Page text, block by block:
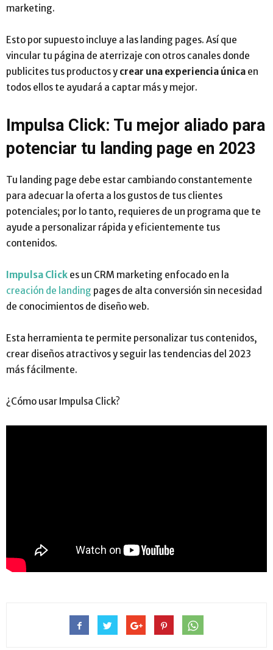
marketing.
Esto por supuesto incluye a las landing pages. Así que
vincular tu página de aterrizaje con otros canales donde
publicites tus productos y crear una experiencia única en
todos ellos te ayudará a captar más y mejor.
Impulsa Click: Tu mejor aliado para
potenciar tu landing page en 2023
Tu landing page debe estar cambiando constantemente
para adecuar la oferta a los gustos de tus clientes
potenciales; por lo tanto, requieres de un programa que te
ayude a personalizar rápida y eficientemente tus
contenidos.
Impulsa Click es un CRM marketing enfocado en la
creación de landing pages de alta conversión sin necesidad
de conocimientos de diseño web.
Esta herramienta te permite personalizar tus contenidos,
crear diseños atractivos y seguir las tendencias del 2023
más fácilmente.
¿Cómo usar Impulsa Click?